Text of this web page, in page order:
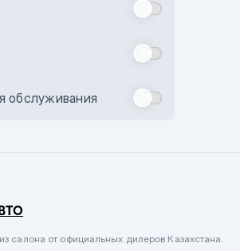
металлик
обслуживания
салона от официальных дилеров Казахстана.